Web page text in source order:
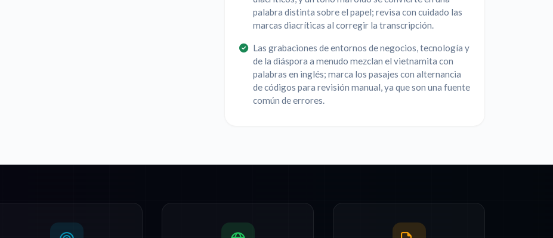
palabra distinta sobre el papel; revisa con cuidado las
marcas diacríticas al corregir la transcripción.
Las grabaciones de entornos de negocios, tecnología y
de la diáspora a menudo mezclan el vietnamita con
palabras en inglés; marca los pasajes con alternancia
de códigos para revisión manual, ya que son una fuente
común de errores.